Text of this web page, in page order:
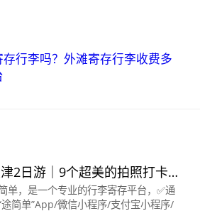
行李吗？外滩寄存行李收费多
2日游｜9个超美的拍照打卡
略❗️
单，是一个专业的行李寄存平台，✅通
途简单”App/微信小程序/支付宝小程序/